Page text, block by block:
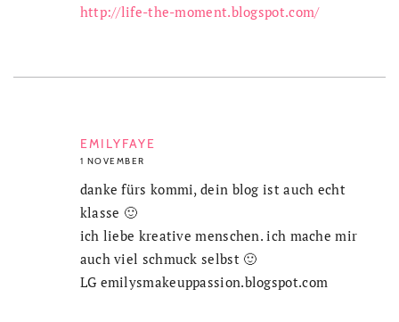
http://life-the-moment.blogspot.com/
EMILYFAYE
1 NOVEMBER
danke fürs kommi, dein blog ist auch echt
klasse 🙂
ich liebe kreative menschen. ich mache mir
auch viel schmuck selbst 🙂
LG emilysmakeuppassion.blogspot.com